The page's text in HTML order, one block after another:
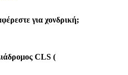
για χονδρική;
CLS (